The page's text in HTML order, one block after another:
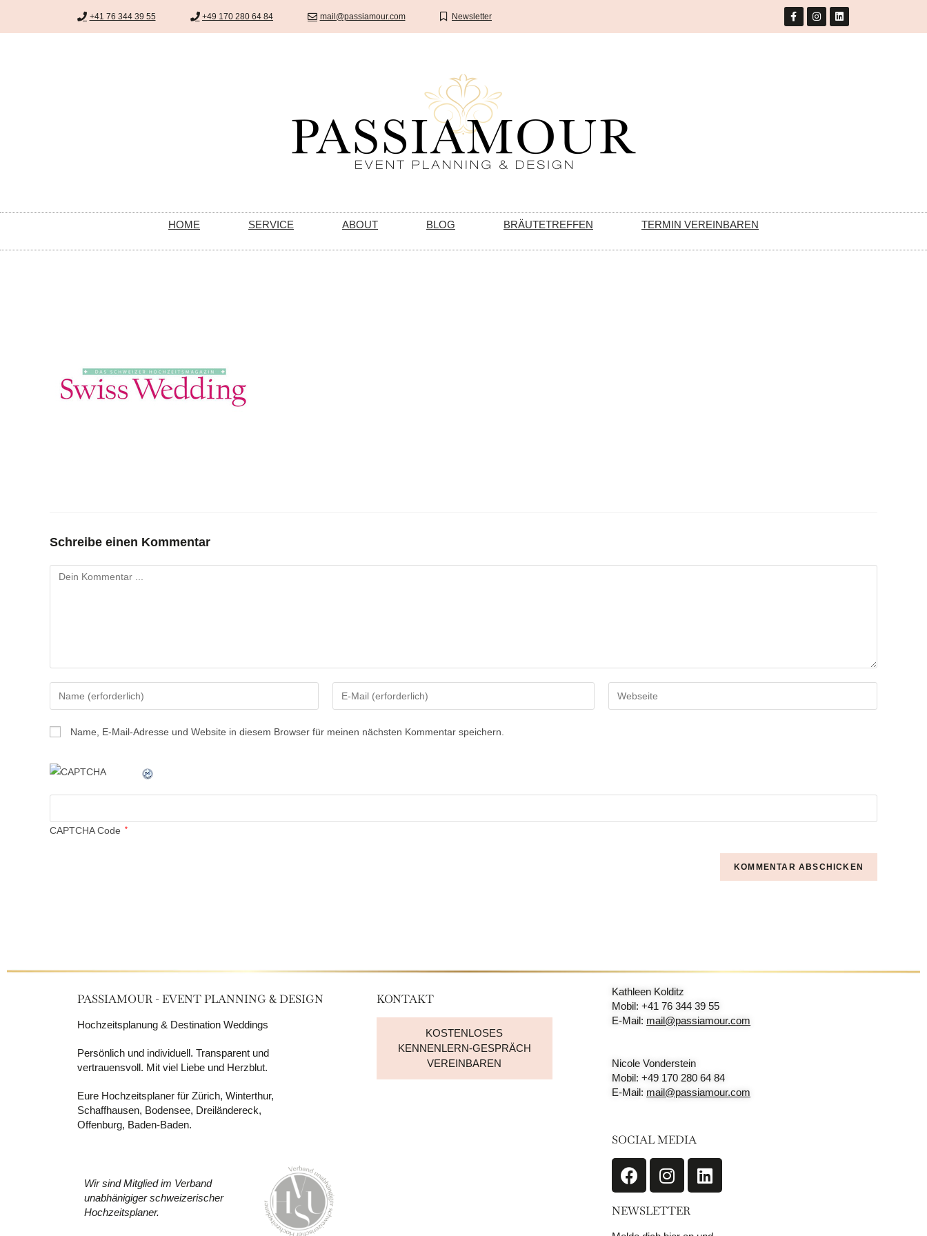
+41 76 344 39 55 +49 170 280 64 84 mail@passiamour.com Newsletter
HOME SERVICE ABOUT BLOG BRÄUTETREFFEN TERMIN VEREINBAREN
Schreibe einen Kommentar
Name, E-Mail-Adresse und Website in diesem Browser für meinen nächsten Kommentar speichern.
CAPTCHA Code *
PASSIAMOUR - EVENT PLANNING & DESIGN
Hochzeitsplanung & Destination Weddings
Persönlich und individuell. Transparent und
vertrauensvoll. Mit viel Liebe und Herzblut.
Eure Hochzeitsplaner für Zürich, Winterthur,
Schaffhausen, Bodensee, Dreiländereck,
Offenburg, Baden-Baden.
Wir sind Mitglied im Verband
unabhänigiger schweizerischer
Hochzeitsplaner.
KONTAKT
KOSTENLOSES
KENNENLERN-GESPRÄCH
VEREINBAREN
Kathleen Kolditz
Mobil: +41 76 344 39 55
E-Mail: mail@passiamour.com
Nicole Vonderstein
Mobil: +49 170 280 64 84
E-Mail: mail@passiamour.com
SOCIAL MEDIA
NEWSLETTER